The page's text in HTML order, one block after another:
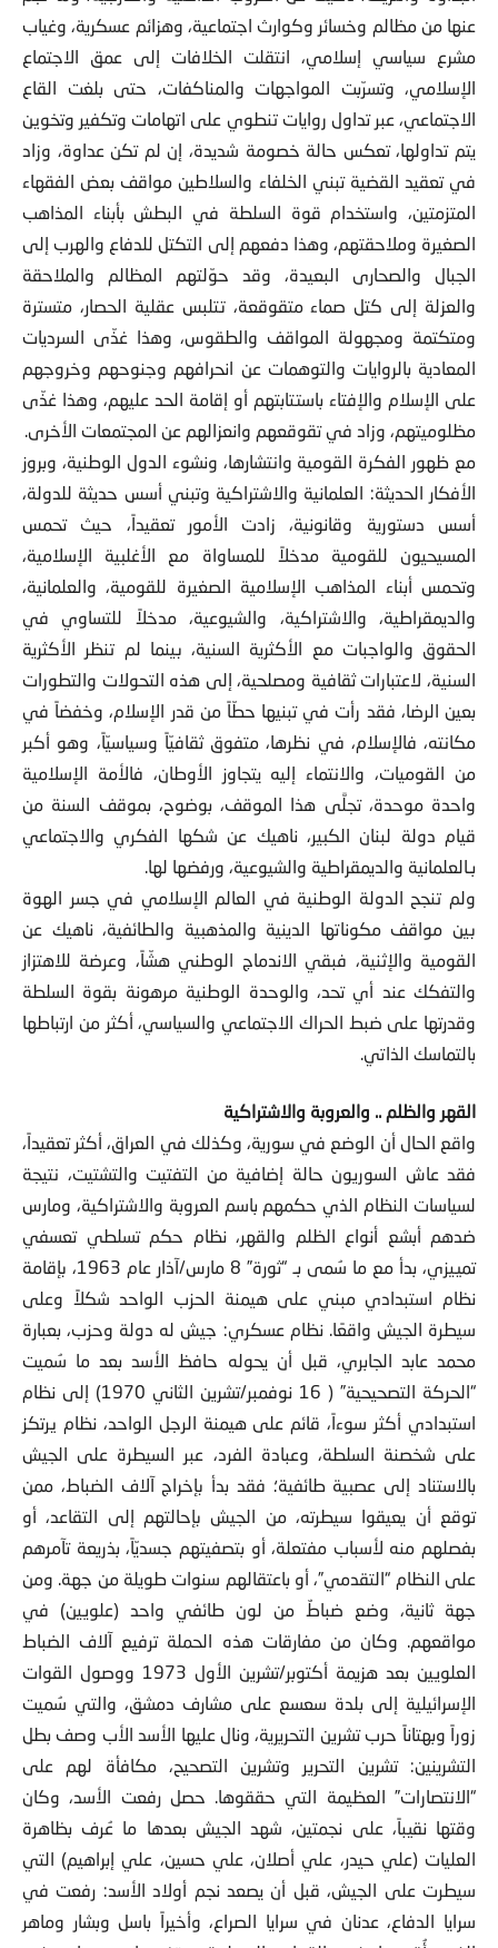
مشرع سياسي إسلامي، انتقلت الخلافات إلى عمق الاجتماع
الإسلامي، وتسرّبت المواجهات والمناكفات، حتى بلغت القاع
الاجتماعي، عبر تداول روايات تنطوي على اتهامات وتكفير وتخوين
يتم تداولها، تعكس حالة خصومة شديدة، إن لم تكن عداوة، وزاد
في تعقيد القضية تبني الخلفاء والسلاطين مواقف بعض الفقهاء
المتزمتين، واستخدام قوة السلطة في البطش بأبناء المذاهب
الصغيرة وملاحقتهم، وهذا دفعهم إلى التكتل للدفاع والهرب إلى
الجبال والصحارى البعيدة، وقد حوّلتهم المظالم والملاحقة
والعزلة إلى كتل صماء متقوقعة، تتلبس عقلية الحصار، متسترة
ومتكتمة ومجهولة المواقف والطقوس، وهذا غذّى السرديات
المعادية بالروايات والتوهمات عن انحرافهم وجنوحهم وخروجهم
على الإسلام والإفتاء باستتابتهم أو إقامة الحد عليهم، وهذا غذّى
مظلوميتهم، وزاد في تقوقعهم وانعزالهم عن المجتمعات الأخرى.
مع ظهور الفكرة القومية وانتشارها، ونشوء الدول الوطنية، وبروز
الأفكار الحديثة: العلمانية والاشتراكية وتبني أسس حديثة للدولة،
أسس دستورية وقانونية، زادت الأمور تعقيداً، حيث تحمس
المسيحيون للقومية مدخلاً للمساواة مع الأغلبية الإسلامية،
وتحمس أبناء المذاهب الإسلامية الصغيرة للقومية، والعلمانية،
والديمقراطية، والاشتراكية، والشيوعية، مدخلاً للتساوي في
الحقوق والواجبات مع الأكثرية السنية، بينما لم تنظر الأكثرية
السنية، لاعتبارات ثقافية ومصلحية، إلى هذه التحولات والتطورات
بعين الرضا، فقد رأت في تبنيها حطّاً من قدر الإسلام، وخفضاً في
مكانته، فالإسلام، في نظرها، متفوق ثقافيّاً وسياسيّاً، وهو أكبر
من القوميات، والانتماء إليه يتجاوز الأوطان، فالأمة الإسلامية
واحدة موحدة، تجلَّى هذا الموقف، بوضوح، بموقف السنة من
قيام دولة لبنان الكبير، ناهيك عن شكها الفكري والاجتماعي
بـالعلمانية والديمقراطية والشيوعية، ورفضها لها.
ولم تنجح الدولة الوطنية في العالم الإسلامي في جسر الهوة
بين مواقف مكوناتها الدينية والمذهبية والطائفية، ناهيك عن
القومية والإثنية، فبقي الاندماج الوطني هشّاً، وعرضة للاهتزاز
والتفكك عند أي تحد، والوحدة الوطنية مرهونة بقوة السلطة
وقدرتها على ضبط الحراك الاجتماعي والسياسي، أكثر من ارتباطها
بالتماسك الذاتي.
واقع الحال أن الوضع في سورية، وكذلك في العراق، أكثر تعقيداً،
فقد عاش السوريون حالة إضافية من التفتيت والتشتيت، نتيجة
لسياسات النظام الذي حكمهم باسم العروبة والاشتراكية، ومارس
ضدهم أبشع أنواع الظلم والقهر، نظام حكم تسلطي تعسفي
تمييزي، بدأ مع ما سُمى بـ “ثورة” 8 مارس/آذار عام 1963، بإقامة
نظام استبدادي مبني على هيمنة الحزب الواحد شكلاً وعلى
سيطرة الجيش واقعًا. نظام عسكري: جيش له دولة وحزب، بعبارة
محمد عابد الجابري، قبل أن يحوله حافظ الأسد بعد ما سُميت
“الحركة التصحيحية” ( 16 نوفمبر/تشرين الثاني 1970) إلى نظام
استبدادي أكثر سوءاً، قائم على هيمنة الرجل الواحد، نظام يرتكز
على شخصنة السلطة، وعبادة الفرد، عبر السيطرة على الجيش
بالاستناد إلى عصبية طائفية؛ فقد بدأ بإخراج آلاف الضباط، ممن
توقع أن يعيقوا سيطرته، من الجيش بإحالتهم إلى التقاعد، أو
بفصلهم منه لأسباب مفتعلة، أو بتصفيتهم جسديّاً، بذريعة تآمرهم
على النظام “التقدمي”، أو باعتقالهم سنوات طويلة من جهة. ومن
جهة ثانية، وضع ضباطٌ من لون طائفي واحد (علويين) في
مواقعهم. وكان من مفارقات هذه الحملة ترفيع آلاف الضباط
العلويين بعد هزيمة أكتوبر/تشرين الأول 1973 ووصول القوات
الإسرائيلية إلى بلدة سعسع على مشارف دمشق، والتي سُميت
زوراً وبهتاناً حرب تشرين التحريرية، ونال عليها الأسد الأب وصف بطل
التشرينين: تشرين التحرير وتشرين التصحيح، مكافأة لهم على
“الانتصارات” العظيمة التي حققوها. حصل رفعت الأسد، وكان
وقتها نقيباً، على نجمتين، شهد الجيش بعدها ما عُرف بظاهرة
العليات (علي حيدر، علي أصلان، علي حسين، علي إبراهيم) التي
سيطرت على الجيش، قبل أن يصعد نجم أولاد الأسد: رفعت في
سرايا الدفاع، عدنان في سرايا الصراع، وأخيراً باسل وبشار وماهر
الذين أُقحموا في القوات المسلحة، وتخرجوا ميجورات في